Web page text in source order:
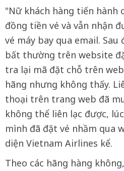
"Nữ khách hàng tiến hành
đồng tiền vé và vẫn nhận
vé máy bay qua email.
bất thường trên website
tra lại mã đặt chỗ trên
hãng nhưng không thấy.
thoại trên trang web đã
không thể liên lạc được,
mình đã đặt vé nhầm qua
diện Vietnam Airlines kể.
Theo các hãng hàng